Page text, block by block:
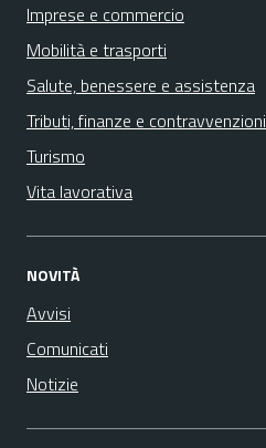
Imprese e commercio
Mobilità e trasporti
Salute, benessere e assistenza
Tributi, finanze e contravvenzioni
Turismo
Vita lavorativa
NOVITÀ
Avvisi
Comunicati
Notizie